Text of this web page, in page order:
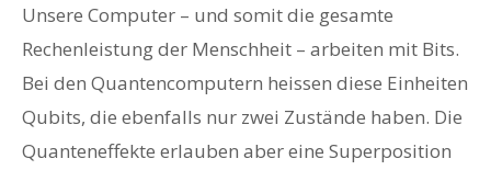
Unsere Computer – und somit die gesamte
Rechenleistung der Menschheit – arbeiten mit Bits.
Bei den Quantencomputern heissen diese Einheiten
Qubits, die ebenfalls nur zwei Zustände haben. Die
Quanteneffekte erlauben aber eine Superposition